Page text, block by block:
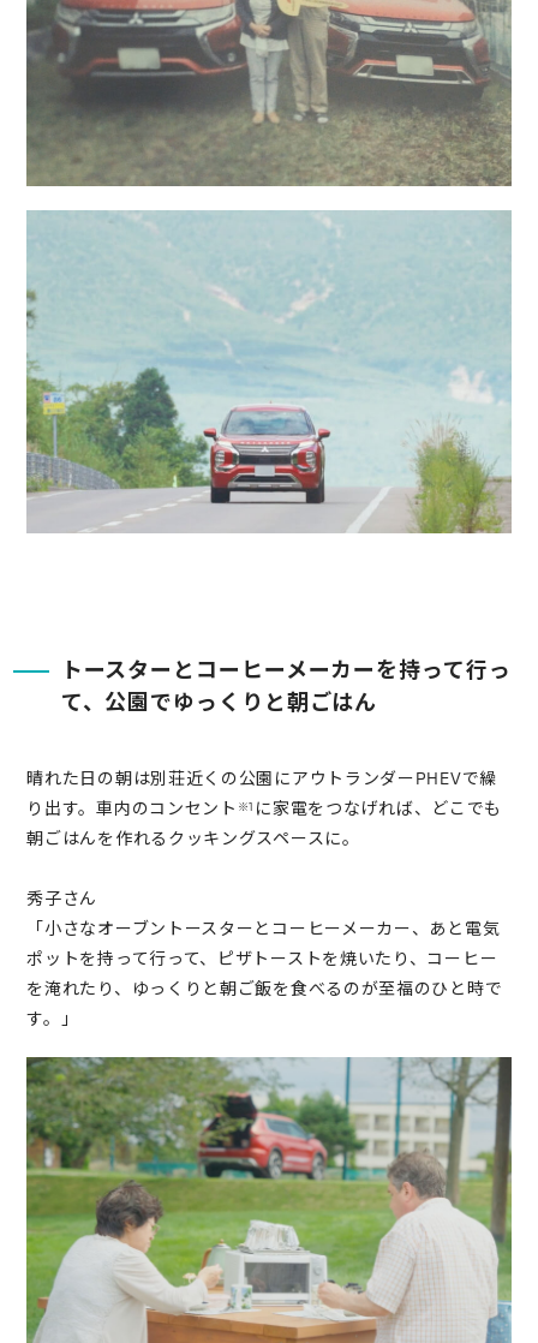
トースターとコーヒーメーカーを持って行っ
て、公園でゆっくりと朝ごはん
晴れた日の朝は別荘近くの公園にアウトランダーPHEVで繰
り出す。車内のコンセント ※1 に家電をつなげれば、どこでも
朝ごはんを作れるクッキングスペースに。
秀子さん
「小さなオーブントースターとコーヒーメーカー、あと電気
ポットを持って行って、ピザトーストを焼いたり、コーヒー
を淹れたり、ゆっくりと朝ご飯を食べるのが至福のひと時で
す。」